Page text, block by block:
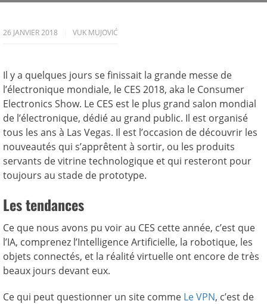
26 JANVIER 2018 VUK MUJOVIĆ
Il y a quelques jours se finissait la grande messe de
l’électronique mondiale, le CES 2018, aka le Consumer
Electronics Show. Le CES est le plus grand salon mondial
de l’électronique, dédié au grand public. Il est organisé
tous les ans à Las Vegas. Il est l’occasion de découvrir les
nouveautés qui s’apprêtent à sortir, ou les produits
servants de vitrine technologique et qui resteront pour
toujours au stade de prototype.
Les tendances
Ce que nous avons pu voir au CES cette année, c’est que
l’IA, comprenez l’Intelligence Artificielle, la robotique, les
objets connectés, et la réalité virtuelle ont encore de très
beaux jours devant eux.
Ce qui peut questionner un site comme Le VPN, c’est de